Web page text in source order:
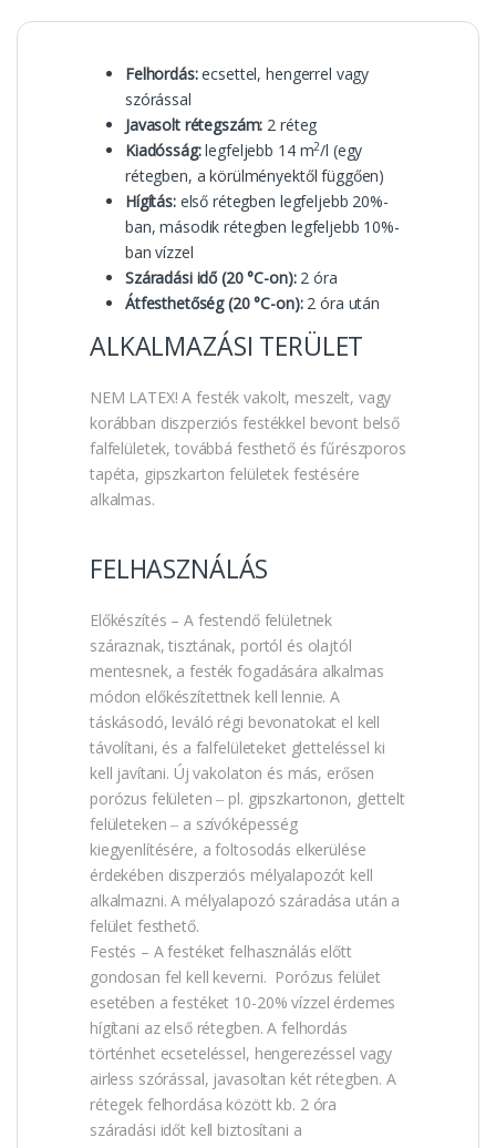
Felhordás:ecsettel, hengerrel vagy
szórással
Javasolt rétegszám: 2 réteg
Kiadósság:legfeljebb 14 m2/l (egy
rétegben, a körülményektől függően)
Hígítás:első rétegben legfeljebb 20%-
ban, második rétegben legfeljebb 10%-
ban vízzel
Száradási idő (20 °C-on):2 óra
Átfesthetőség (20 °C-on):2 óra után
ALKALMAZÁSI TERÜLET
NEM LATEX! A festék vakolt, meszelt, vagy
korábban diszperziós festékkel bevont belső
falfelületek, továbbá festhető és fűrészporos
tapéta, gipszkarton felületek festésére
alkalmas.
FELHASZNÁLÁS
Előkészítés – A festendő felületnek
száraznak, tisztának, portól és olajtól
mentesnek, a festék fogadására alkalmas
módon előkészítettnek kell lennie. A
táskásodó, leváló régi bevonatokat el kell
távolítani, és a falfelületeket gletteléssel ki
kell javítani. Új vakolaton és más, erősen
porózus felületen ‒ pl. gipszkartonon, glettelt
felületeken ‒ a szívóképesség
kiegyenlítésére, a foltosodás elkerülése
érdekében diszperziós mélyalapozót kell
alkalmazni. A mélyalapozó száradása után a
felület festhető.
Festés – A festéket felhasználás előtt
gondosan fel kell keverni. Porózus felület
esetében a festéket 10-20% vízzel érdemes
hígítani az első rétegben. A felhordás
történhet ecseteléssel, hengerezéssel vagy
airless szórással, javasoltan két rétegben. A
rétegek felhordása között kb. 2 óra
száradási időt kell biztosítani a